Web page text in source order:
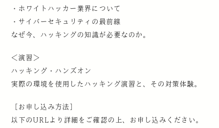
・ホワイトハッカー業界について
・サイバーセキュリティの最前線
なぜ今、ハッキングの知識が必要なのか。
＜演習＞
ハッキング・ハンズオン
実際の環境を使用したハッキング演習と、その対策体験。
［お申し込み方法］
以下のURLより詳細をご確認の上、お申し込みください。